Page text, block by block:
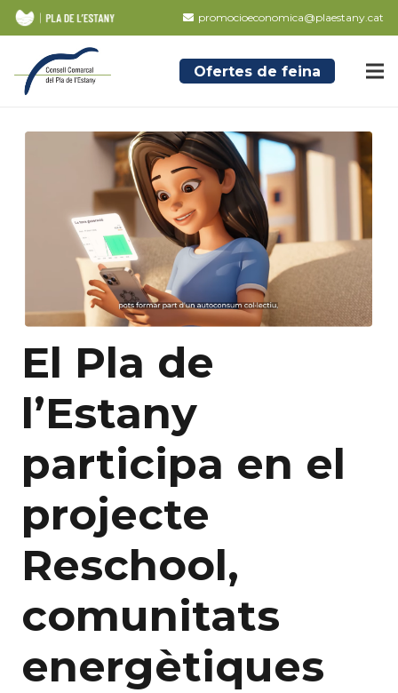
promocioeconomica@plaestany.cat
Ofertes de feina
El Pla de
l’Estany
participa en el
projecte
Reschool,
comunitats
energètiques